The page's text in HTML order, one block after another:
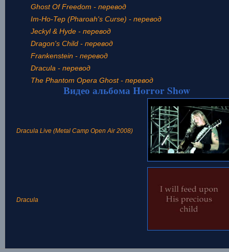
Ghost Of Freedom - перевод
Im-Ho-Tep (Pharoah's Curse) - перевод
Jeckyl & Hyde - перевод
Dragon's Child - перевод
Frankenstein - перевод
Dracula - перевод
The Phantom Opera Ghost - перевод
Видео альбома Horror Show
Dracula Live (Metal Camp Open Air 2008)
Dracula